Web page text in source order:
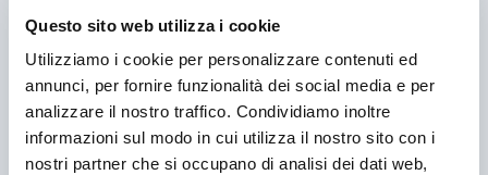
Questo sito web utilizza i cookie
Utilizziamo i cookie per personalizzare contenuti ed
annunci, per fornire funzionalità dei social media e per
analizzare il nostro traffico. Condividiamo inoltre
informazioni sul modo in cui utilizza il nostro sito con i
nostri partner che si occupano di analisi dei dati web,
GIULIANO TARTUFI S.P.A.